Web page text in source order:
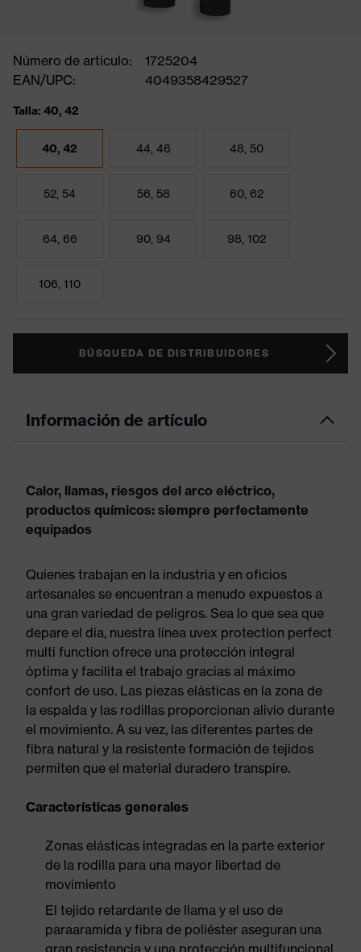
Número de artículo:
1725204
EAN/UPC:
4049358429527
Talla: 40, 42
40, 42 44, 46 48, 50
52, 54 56, 58 60, 62
64, 66 90, 94 98, 102
106, 110
BÚSQUEDA DE DISTRIBUIDORES
Información de artículo
Calor, llamas, riesgos del arco eléctrico,
productos químicos: siempre perfectamente
equipados
Quienes trabajan en la industria y en oficios
artesanales se encuentran a menudo expuestos a
una gran variedad de peligros. Sea lo que sea que
depare el día, nuestra línea uvex protection perfect
multi function ofrece una protección integral
óptima y facilita el trabajo gracias al máximo
confort de uso. Las piezas elásticas en la zona de
la espalda y las rodillas proporcionan alivio durante
el movimiento. A su vez, las diferentes partes de
fibra natural y la resistente formación de tejidos
permiten que el material duradero transpire.
Características generales
Zonas elásticas integradas en la parte exterior
de la rodilla para una mayor libertad de
movimiento
El tejido retardante de llama y el uso de
paraaramida y fibra de poliéster aseguran una
gran resistencia y una protección multifuncional